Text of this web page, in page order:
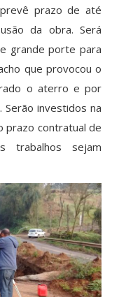
prazo de até
da obra. Será
grande porte para
que provocou o
o aterro e por
investidos na
prazo contratual de
trabalhos sejam